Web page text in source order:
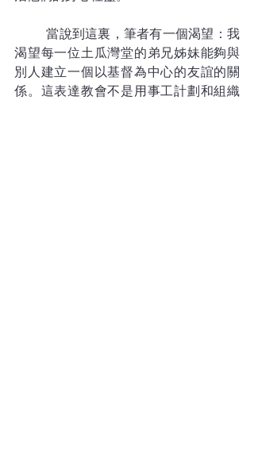
	當說到這裏，筆者有一個渴望：我
渴望每一位土瓜灣堂的弟兄姊妹能夠與
別人建立一個以基督為中心的友誼的關
係。這表達教會不是用事工計劃和組織